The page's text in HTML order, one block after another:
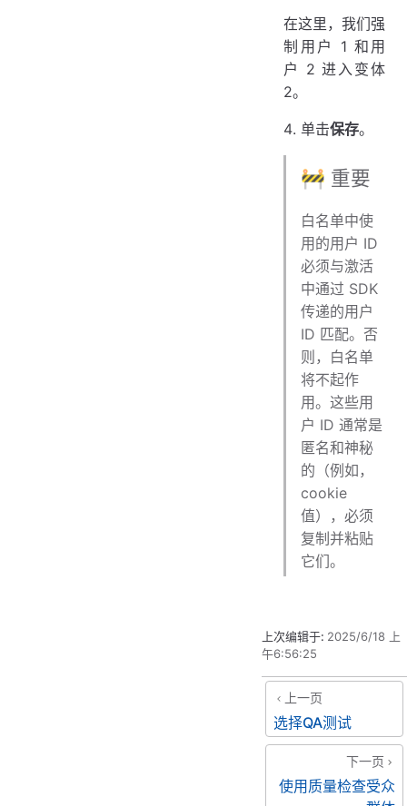
在这里，我们强
制用户 1 和用
户 2 进入变体
2。
单击保存。
🚧 重要
白名单中使
用的用户 ID
必须与激活
中通过 SDK
传递的用户
ID 匹配。否
则，白名单
将不起作
用。这些用
户 ID 通常是
匿名和神秘
的（例如，
cookie
值），必须
复制并粘贴
它们。
上次编辑于: 2025/6/18 上
午6:56:25
上一页
选择QA测试
下一页
使用质量检查受众